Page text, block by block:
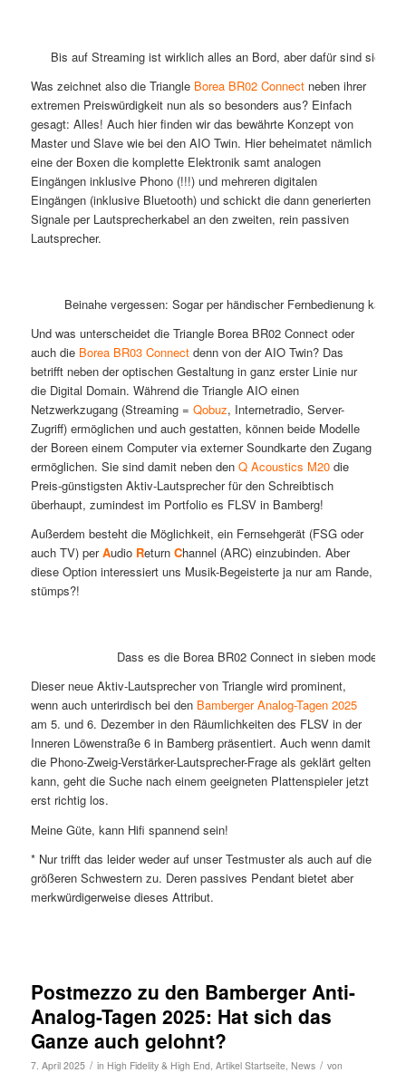
Bis auf Streaming ist wirklich alles an Bord, aber dafür sind sie
Was zeichnet also die Triangle Borea BR02 Connectneben ihrer
extremen Preiswürdigkeit nun als so besonders aus? Einfach
gesagt: Alles! Auch hier finden wir das bewährte Konzept von
Master und Slave wie bei den AIO Twin. Hier beheimatet nämlich
eine der Boxen die komplette Elektronik samt analogen
Eingängen inklusive Phono (!!!) und mehreren digitalen
Eingängen (inklusive Bluetooth) und schickt die dann generierten
Signale per Lautsprecherkabel an den zweiten, rein passiven
Lautsprecher.
Beinahe vergessen: Sogar per händischer Fernbedienung kann
Und was unterscheidet die Triangle Borea BR02 Connect oder
auch die Borea BR03 Connectdenn von der AIO Twin? Das
betrifft neben der optischen Gestaltung in ganz erster Linie nur
die Digital Domain. Während die Triangle AIO einen
Netzwerkzugang (Streaming = Qobuz, Internetradio, Server-
Zugriff) ermöglichen und auch gestatten, können beide Modelle
der Boreen einem Computer via externer Soundkarte den Zugang
ermöglichen. Sie sind damit neben den Q Acoustics M20die
Preis-günstigsten Aktiv-Lautsprecher für den Schreibtisch
überhaupt, zumindest im Portfolio es FLSV in Bamberg!
Außerdem besteht die Möglichkeit, ein Fernsehgerät (FSG oder
auch TV) perAudio Return Channel (ARC) einzubinden. Aber
diese Option interessiert uns Musik-Begeisterte ja nur am Rande,
stümps?!
Dass es die Borea BR02 Connect in sieben
Dieser neue Aktiv-Lautsprecher von Triangle wird prominent,
wenn auch unterirdisch bei den Bamberger Analog-Tagen 2025
am 5. und 6. Dezember in den Räumlichkeiten des FLSV in der
Inneren Löwenstraße 6 in Bamberg präsentiert. Auch wenn damit
die Phono-Zweig-Verstärker-Lautsprecher-Frage als geklärt gelten
kann, geht die Suche nach einem geeigneten Plattenspieler jetzt
erst richtig los.
Meine Güte, kann Hifi spannend sein!
* Nur trifft das leider weder auf unser Testmuster als auch auf die
größeren Schwestern zu. Deren passives Pendant bietet aber
merkwürdigerweise dieses Attribut.
Postmezzo zu den Bamberger Anti-
Analog-Tagen 2025: Hat sich das
Ganze auch gelohnt?
7. April 2025 / in High Fidelity & High End, Artikel Startseite, News / von